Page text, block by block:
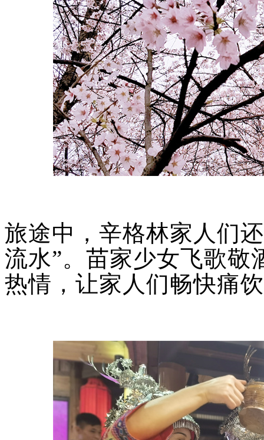
旅途中，辛格林家人们
流水”。苗家少女飞歌敬
热情，让家人们畅快痛